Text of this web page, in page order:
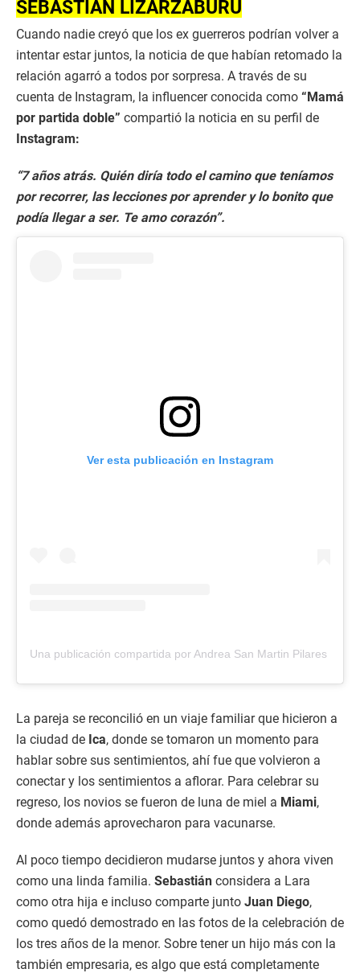
SEBASTIÁN LIZARZABURU
Cuando nadie creyó que los ex guerreros podrían volver a
intentar estar juntos, la noticia de que habían retomado la
relación agarró a todos por sorpresa. A través de su
cuenta de Instagram, la influencer conocida como “Mamá
por partida doble” compartió la noticia en su perfil de
Instagram:
“7 años atrás. Quién diría todo el camino que teníamos
por recorrer, las lecciones por aprender y lo bonito que
podía llegar a ser. Te amo corazón”.
Ver esta publicación en Instagram
Una publicación compartida por Andrea San Martin Pilares
La pareja se reconcilió en un viaje familiar que hicieron a
la ciudad de Ica, donde se tomaron un momento para
hablar sobre sus sentimientos, ahí fue que volvieron a
conectar y los sentimientos a aflorar. Para celebrar su
regreso, los novios se fueron de luna de miel a Miami,
donde además aprovecharon para vacunarse.
Al poco tiempo decidieron mudarse juntos y ahora viven
como una linda familia. Sebastián considera a Lara
como otra hija e incluso comparte junto Juan Diego,
como quedó demostrado en las fotos de la celebración de
los tres años de la menor. Sobre tener un hijo más con la
también empresaria, es algo que está completamente